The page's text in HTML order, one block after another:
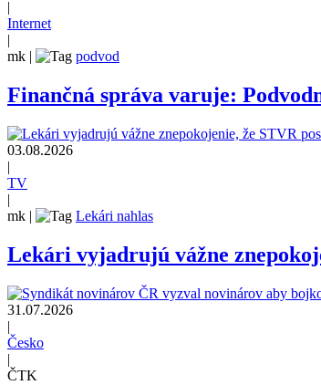
Internet
mk
podvod
Finančná správa varuje:
03.08.2026
|
TV
|
mk | Lekári nahlas
Lekári vyjadrujú vážne
31.07.2026
|
Česko
|
ČTK